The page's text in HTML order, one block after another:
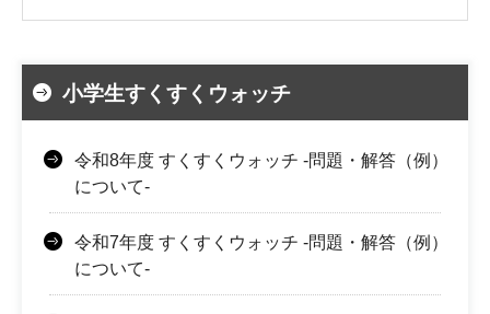
小学生すくすくウォッチ
令和8年度 すくすくウォッチ -問題・解答（例）
について-
令和7年度 すくすくウォッチ -問題・解答（例）
について-